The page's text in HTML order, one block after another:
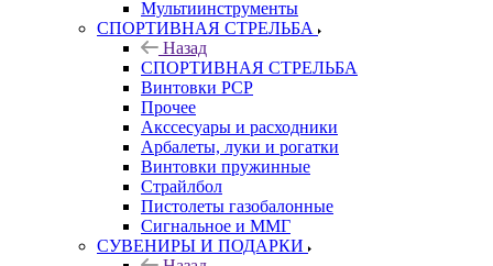
Мультиинструменты
СПОРТИВНАЯ СТРЕЛЬБА
Назад
СПОРТИВНАЯ СТРЕЛЬБА
Винтовки PCP
Прочее
Акссесуары и расходники
Арбалеты, луки и рогатки
Винтовки пружинные
Страйлбол
Пистолеты газобалонные
Сигнальное и ММГ
СУВЕНИРЫ И ПОДАРКИ